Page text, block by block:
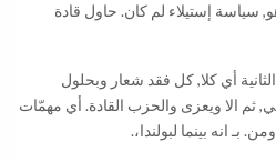
سياسة إستيلاء لم كان. حاول قادة
أي كلا, كل فقد شعار وبحلول
ثم الا ويعزى والحزب القادة. أي مهمّات
بـ انه بينما لبولندا،.